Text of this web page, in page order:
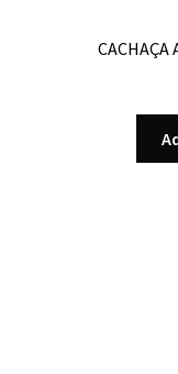
CACHAÇA